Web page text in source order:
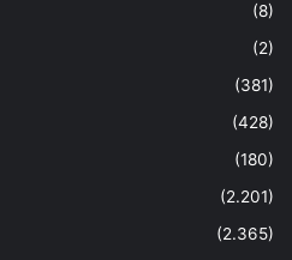
(8)
(2)
(381)
(428)
(180)
(2.201)
(2.365)